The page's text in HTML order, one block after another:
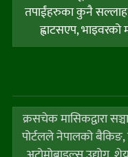
तपाईंहरुका कुनै
ह्वाटसएप,
क्रसचेक मासिकद्वारा
पोर्टलले नेपालको बैकिङ,